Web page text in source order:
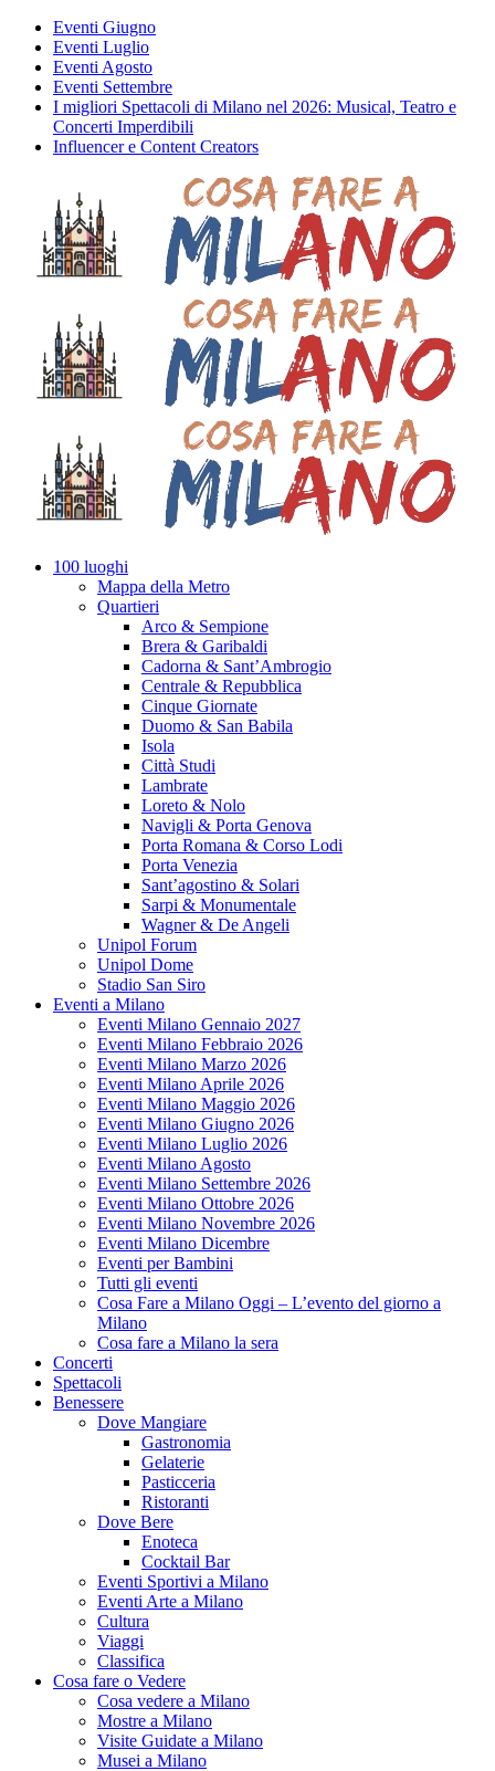
Eventi Giugno
Eventi Luglio
Eventi Agosto
Eventi Settembre
I migliori Spettacoli di Milano nel 2026: Musical, Teatro e
Concerti Imperdibili
Influencer e Content Creators
100 luoghi
Mappa della Metro
Quartieri
Arco & Sempione
Brera & Garibaldi
Cadorna & Sant’Ambrogio
Centrale & Repubblica
Cinque Giornate
Duomo & San Babila
Isola
Città Studi
Lambrate
Loreto & Nolo
Navigli & Porta Genova
Porta Romana & Corso Lodi
Porta Venezia
Sant’agostino & Solari
Sarpi & Monumentale
Wagner & De Angeli
Unipol Forum
Unipol Dome
Stadio San Siro
Eventi a Milano
Eventi Milano Gennaio 2027
Eventi Milano Febbraio 2026
Eventi Milano Marzo 2026
Eventi Milano Aprile 2026
Eventi Milano Maggio 2026
Eventi Milano Giugno 2026
Eventi Milano Luglio 2026
Eventi Milano Agosto
Eventi Milano Settembre 2026
Eventi Milano Ottobre 2026
Eventi Milano Novembre 2026
Eventi Milano Dicembre
Eventi per Bambini
Tutti gli eventi
Cosa Fare a Milano Oggi – L’evento del giorno a
Milano
Cosa fare a Milano la sera
Concerti
Spettacoli
Benessere
Dove Mangiare
Gastronomia
Gelaterie
Pasticceria
Ristoranti
Dove Bere
Enoteca
Cocktail Bar
Eventi Sportivi a Milano
Eventi Arte a Milano
Cultura
Viaggi
Classifica
Cosa fare o Vedere
Cosa vedere a Milano
Mostre a Milano
Visite Guidate a Milano
Musei a Milano